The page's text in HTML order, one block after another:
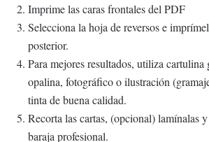
Imprime las caras frontales del PDF
Selecciona la hoja de reversos e
posterior.
Para mejores resultados, utiliza cartulina
opalina, fotográfico o ilustración
tinta de buena calidad.
Recorta las cartas, (opcional) lamínalas
baraja profesional.